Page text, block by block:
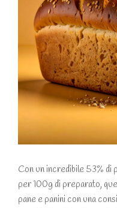
Con un incredibile 53%
per 100g di preparato,
pane e panini con una